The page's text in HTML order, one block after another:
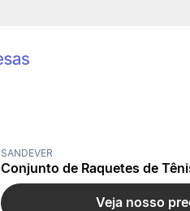
SANDEVER
Conjunto de Raquetes de
Veja nosso